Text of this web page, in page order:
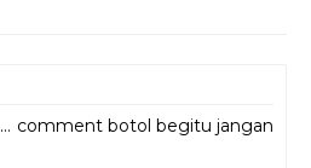
comment botol begitu jangan